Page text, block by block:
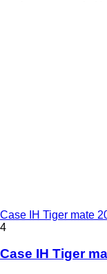
Case IH Tiger mate
4
Case IH Tiger